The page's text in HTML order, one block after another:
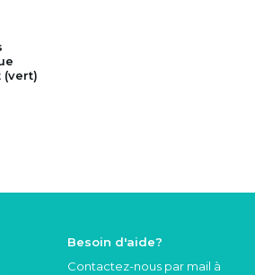
(vert)
Besoin d'aide?
Contactez-nous par mail à